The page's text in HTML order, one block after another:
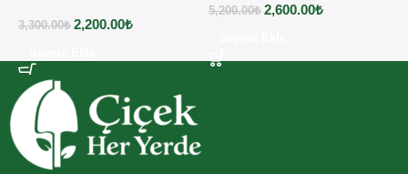
3,300.00₺ 2,200.00₺
5,200.00₺ 2,600.00₺